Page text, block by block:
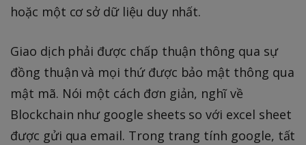
hoặc một cơ sở dữ liệu duy nhất.
Giao dịch phải được chấp thuận thông qua sự
đồng thuận và mọi thứ được bảo mật thông qua
mật mã. Nói một cách đơn giản, nghĩ về
Blockchain như google sheets so với excel sheet
được gửi qua email. Trong trang tính google, tất